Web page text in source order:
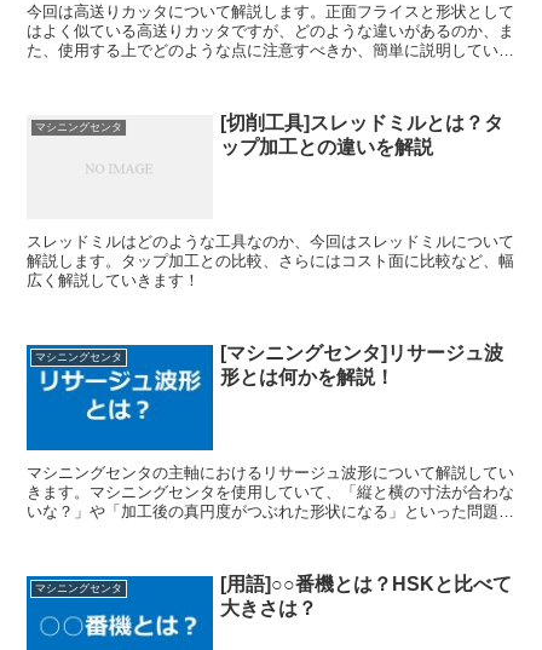
今回は高送りカッタについて解説します。正面フライスと形状として
はよく似ている高送りカッタですが、どのような違いがあるのか、ま
た、使用する上でどのような点に注意すべきか、簡単に説明していき
マシニングセンタ
[切削工具]スレッドミルとは？タ
ップ加工との違いを解説
スレッドミルはどのような工具なのか、今回はスレッドミルについて
解説します。タップ加工との比較、さらにはコスト面に比較など、幅
広く解説していきます！
マシニングセンタ
[マシニングセンタ]リサージュ波
形とは何かを解説！
マシニングセンタの主軸におけるリサージュ波形について解説してい
きます。マシニングセンタを使用していて、「縦と横の寸法が合わな
いな？」や「加工後の真円度がつぶれた形状になる」といった問題が
マシニングセンタ
[用語]○○番機とは？HSKと比べて
大きさは？